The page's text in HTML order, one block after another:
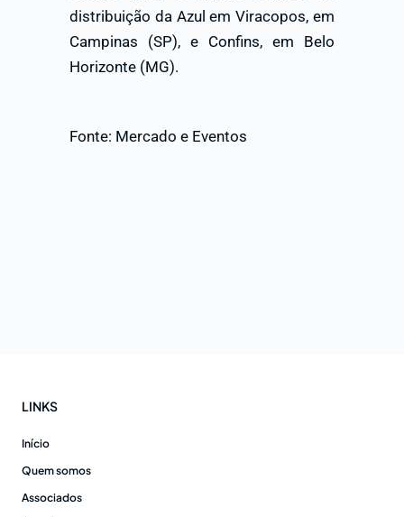
distribuição da Azul em Viracopos, em
Campinas (SP), e Confins, em Belo
Horizonte (MG).
Fonte: Mercado e Eventos
LINKS
Início
Quem somos
Associados